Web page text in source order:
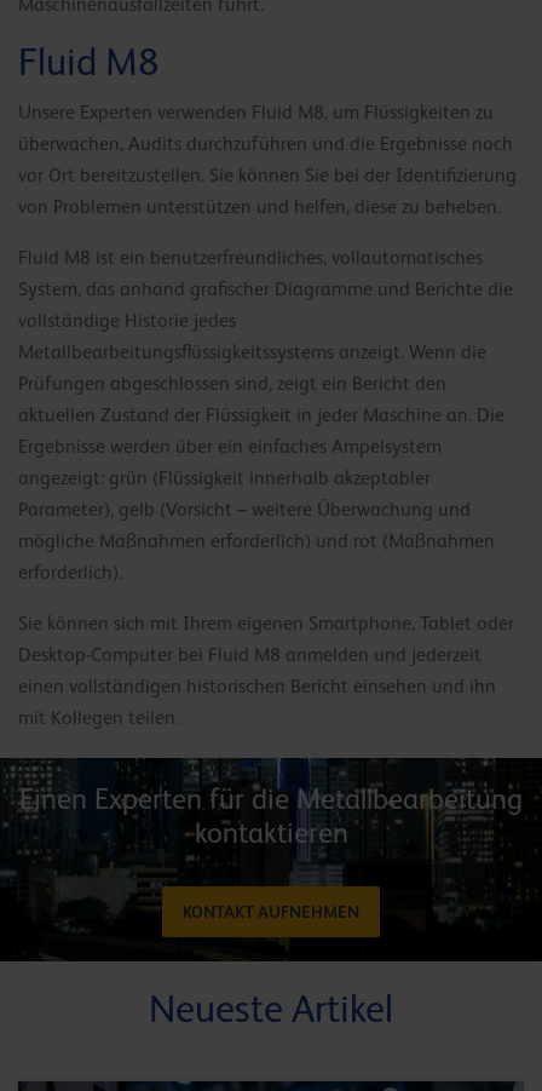
Maschinenausfallzeiten führt.
Fluid M8
Unsere Experten verwenden Fluid M8, um Flüssigkeiten zu
überwachen, Audits durchzuführen und die Ergebnisse noch
vor Ort bereitzustellen. Sie können Sie bei der Identifizierung
von Problemen unterstützen und helfen, diese zu beheben.
Fluid M8 ist ein benutzerfreundliches, vollautomatisches
System, das anhand grafischer Diagramme und Berichte die
vollständige Historie jedes
Metallbearbeitungsflüssigkeitssystems anzeigt. Wenn die
Prüfungen abgeschlossen sind, zeigt ein Bericht den
aktuellen Zustand der Flüssigkeit in jeder Maschine an. Die
Ergebnisse werden über ein einfaches Ampelsystem
angezeigt: grün (Flüssigkeit innerhalb akzeptabler
Parameter), gelb (Vorsicht – weitere Überwachung und
mögliche Maßnahmen erforderlich) und rot (Maßnahmen
erforderlich).
Sie können sich mit Ihrem eigenen Smartphone, Tablet oder
Desktop-Computer bei Fluid M8 anmelden und jederzeit
einen vollständigen historischen Bericht einsehen und ihn
mit Kollegen teilen.
Einen Experten für die Metallbearbeitung
kontaktieren
KONTAKT AUFNEHMEN
Neueste Artikel